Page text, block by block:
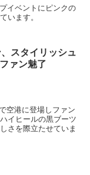
イベントにピンクの
います。
スタイリッシュ
ァン魅了
空港に登場しファン
イヒールの黒ブーツ
さを際立たせていま